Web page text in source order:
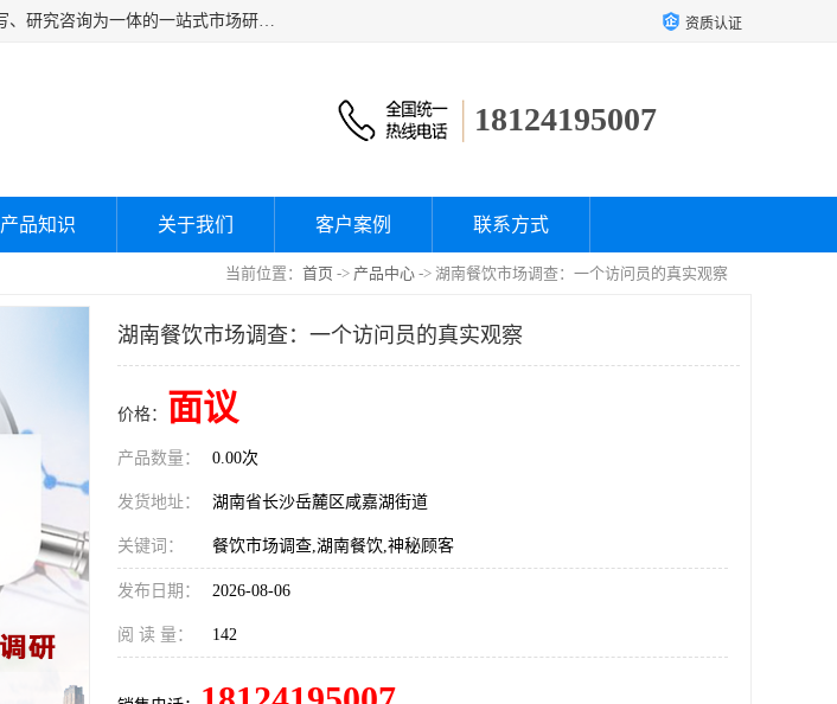
湖南群狼市场调研服务有限公司是一家集问卷设计、市场调查执行、数据统计分析、报告撰写、研究咨询为一体的一站式市场研究服务机构，主要服务：市场调研、三方评估、满意度研究、快消研究、地产物业调查、品牌研究、神秘顾客调查、行业研究、产品研究、公共事务专项调查等。 资质认证
18124195007
产品知识 关于我们 客户案例 联系方式
当前位置： 首页 -> 产品中心 -> 湖南餐饮市场调查：一个访问员的真实观察
湖南餐饮市场调查：一个访问员的真实观察
价格： 面议
产品数量： 0.00次
发货地址： 湖南省长沙岳麓区咸嘉湖街道
关键词： 餐饮市场调查,湖南餐饮,神秘顾客
发布日期： 2026-08-06
阅 读 量： 142